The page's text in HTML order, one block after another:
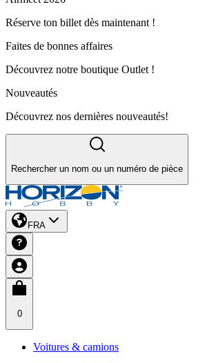
Réserve ton billet dès maintenant !
Faites de bonnes affaires
Découvrez notre boutique Outlet !
Nouveautés
Découvrez nos dernières nouveautés!
Rechercher un nom ou un numéro de pièce
FRA
0
Voitures & camions